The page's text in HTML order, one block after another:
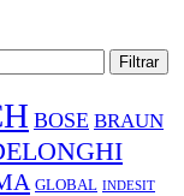
Filtrar
BOSE BRAUN
GLOBAL INDESIT